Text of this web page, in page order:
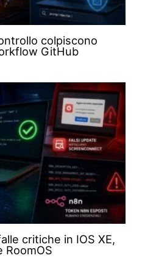
colpiscono
GitHub
critiche in IOS XE,
RoomOS